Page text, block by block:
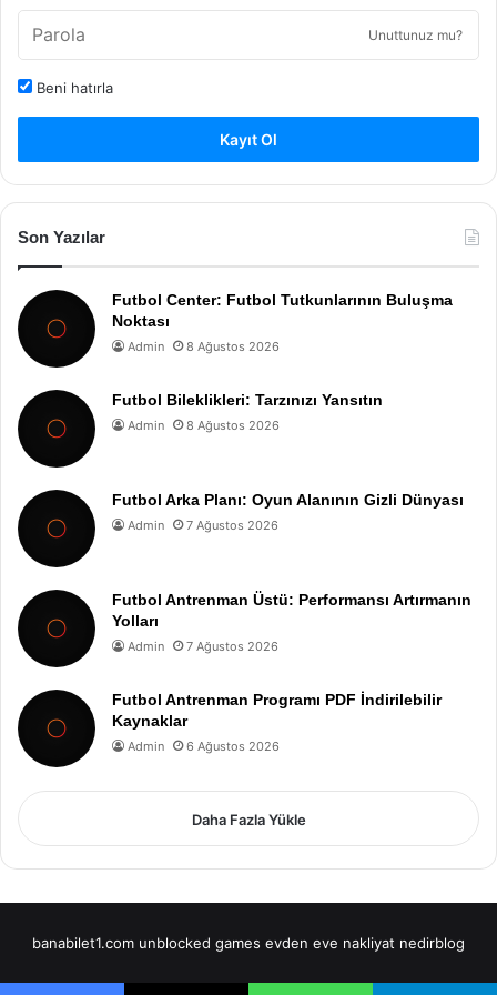
Unuttunuz mu?
Beni hatırla
Kayıt Ol
Son Yazılar
Futbol Center: Futbol Tutkunlarının Buluşma
Noktası
Admin 8 Ağustos 2026
Futbol Bileklikleri: Tarzınızı Yansıtın
Admin 8 Ağustos 2026
Futbol Arka Planı: Oyun Alanının Gizli Dünyası
Admin 7 Ağustos 2026
Futbol Antrenman Üstü: Performansı Artırmanın
Yolları
Admin 7 Ağustos 2026
Futbol Antrenman Programı PDF İndirilebilir
Kaynaklar
Admin 6 Ağustos 2026
Daha Fazla Yükle
banabilet1.com unblocked games evden eve nakliyat nedirblog